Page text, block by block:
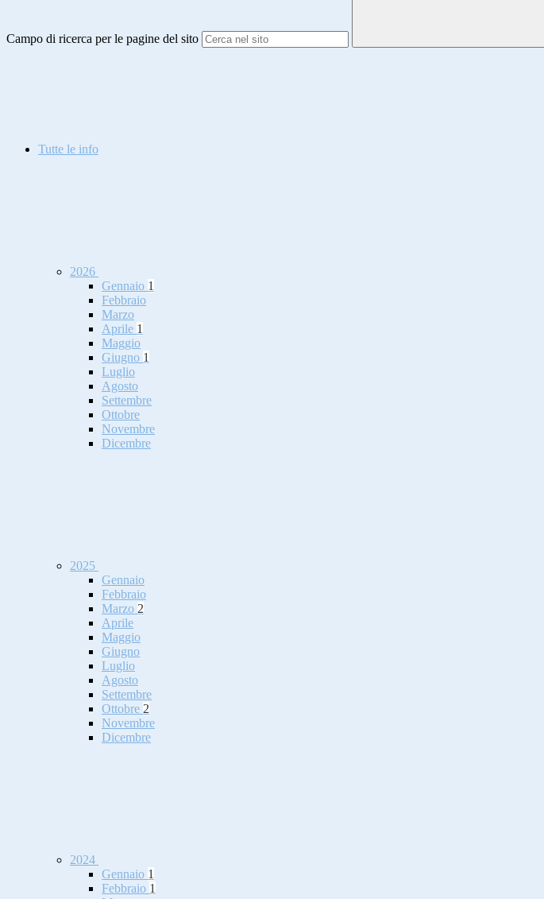
Campo di ricerca per le pagine del sito
Tutte le info
2026
Gennaio 1
Febbraio
Marzo
Aprile 1
Maggio
Giugno 1
Luglio
Agosto
Settembre
Ottobre
Novembre
Dicembre
2025
Gennaio
Febbraio
Marzo 2
Aprile
Maggio
Giugno
Luglio
Agosto
Settembre
Ottobre 2
Novembre
Dicembre
2024
Gennaio 1
Febbraio 1